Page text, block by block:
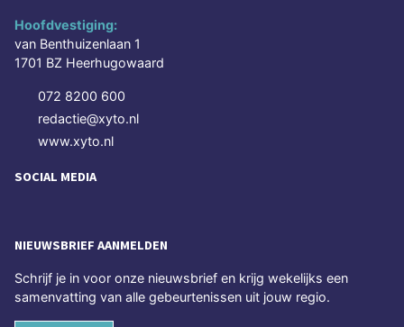
Hoofdvestiging:
van Benthuizenlaan 1
1701 BZ Heerhugowaard
072 8200 600
redactie@xyto.nl
www.xyto.nl
SOCIAL MEDIA
NIEUWSBRIEF AANMELDEN
Schrijf je in voor onze nieuwsbrief en krijg wekelijks een
samenvatting van alle gebeurtenissen uit jouw regio.